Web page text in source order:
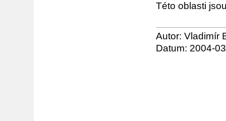
Této oblasti
Autor: Vladimír
Datum: 2004-